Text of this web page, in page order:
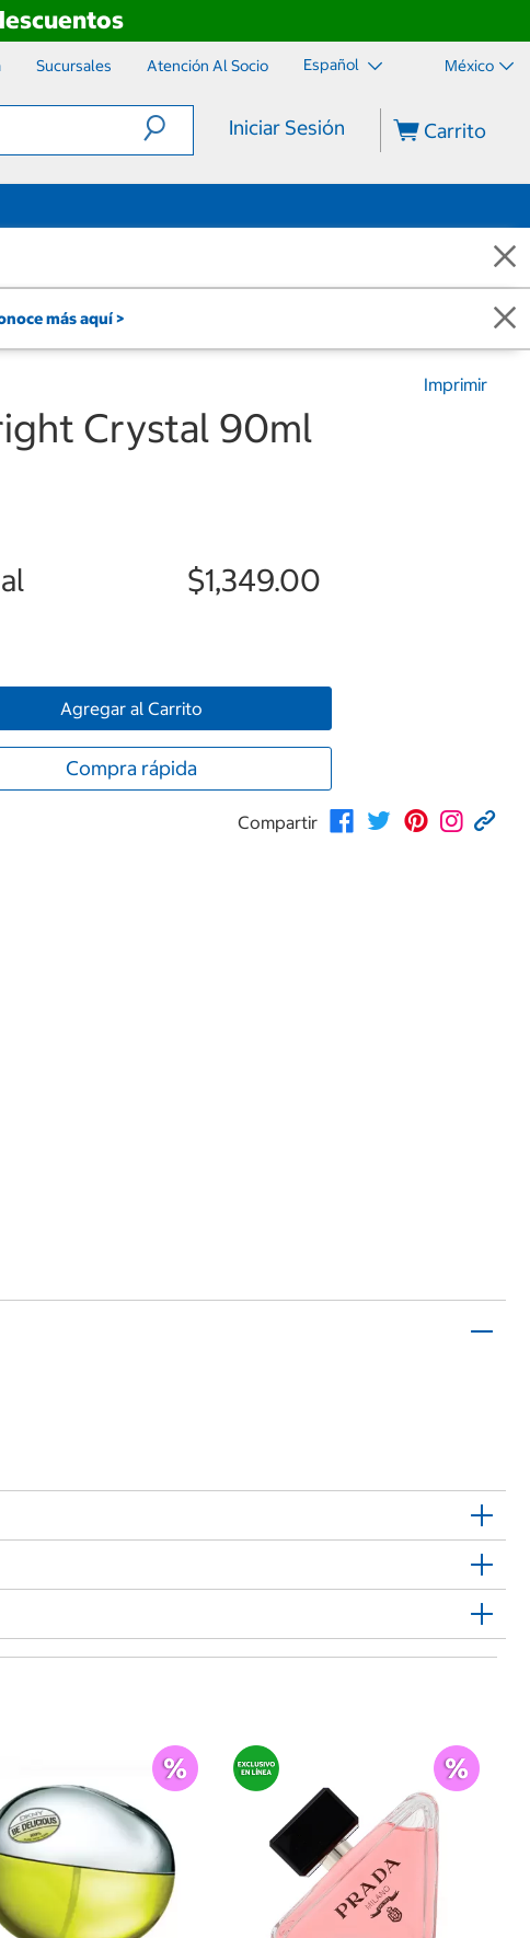
Sucursales Atención Al Socio Español México
Iniciar Sesión Carrito
más aquí >
Imprimir
Crystal 90ml
$1,349.00
Agregar al Carrito
Compra rápida
Compartir